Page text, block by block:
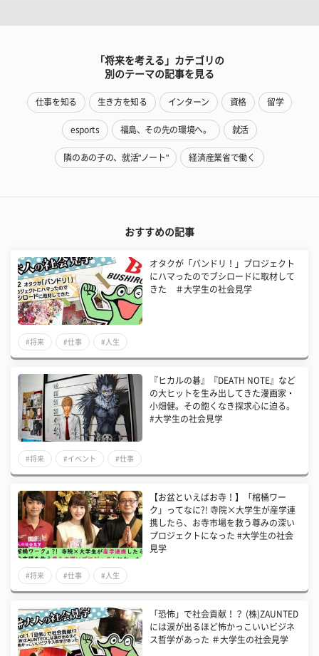
「将来を考える」カテゴリの
別のテーマの記事を見る
仕事を知る 生き方を知る インターン 資格 留学
esports 福島、その先の環境へ。 就活
隣のあの子の、就活"ノート" 経済産業省で働く
おすすめの記事
オタクが「バンドリ！」プロジェクト
にハマったのでブシロードに取材して
きた ＃大学生の社会見学
#将来 #仕事 #人生
『ヒカルの碁』『DEATH NOTE』など
の大ヒットを生み出してきた漫画家・
小畑健。その飽くなき探求心に迫る。
#大学生の社会見学
#将来 #イベント #仕事
【お盆といえばお寺！】「棺桶ワー
ク」ってなに?! 寺院×大学生が産学連
携したら、お寺市場を救う尊みの深い
プロジェクトになった #大学生の社会
見学
#将来 #仕事 #人生
「恐怖」で社会貢献！？ (株)ZAUNTED
には涙が出るほど怖かっこいいビジネ
ス哲学があった ＃大学生の社会見学